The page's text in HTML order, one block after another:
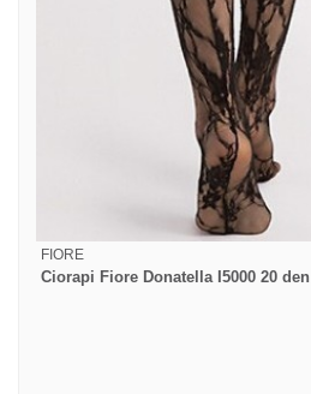
FIORE
Ciorapi Fiore Donatella I5000 20 den